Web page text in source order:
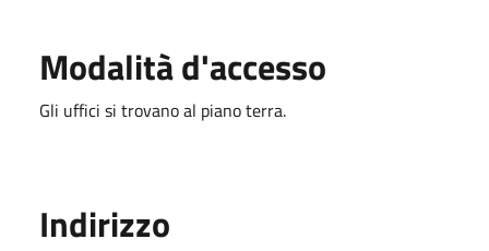
Modalità d'accesso
Gli uffici si trovano al piano terra.
Indirizzo